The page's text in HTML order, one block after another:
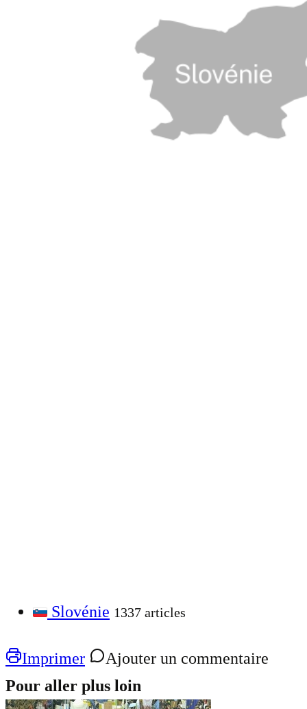
Slovénie 1337 articles
Imprimer
Ajouter un commentaire
Pour aller plus loin